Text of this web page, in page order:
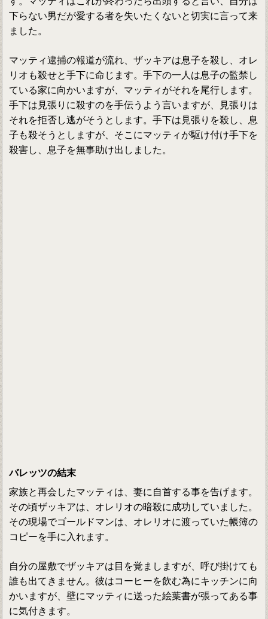
下らない男だが愛する者を失いたくないと切実に言って来
ました。
マッティ逮捕の報道が流れ、ザッキアは息子を殺し、オレ
リオも殺せと手下に命じます。手下の一人は息子の監禁し
ている家に向かいますが、マッティがそれを尾行します。
手下は見張りに殺すのを手伝うよう言いますが、見張りは
それを拒否し逃がそうとします。手下は見張りを殺し、息
子も殺そうとしますが、そこにマッティが駆け付け手下を
殺害し、息子を無事助け出しました。
バレッツの結末
家族と再会したマッティは、妻に自首する事を告げます。
その頃ザッキアは、オレリオの暗殺に成功していました。
その現場でゴールドマンは、オレリオに渡っていた帳簿の
コピーを手に入れます。
自分の屋敷でザッキアは目を覚ましますが、呼び掛けても
誰も出てきません。彼はコーヒーを飲む為にキッチンに向
かいますが、壁にマッティに送った絵葉書が張ってある事
に気付きます。